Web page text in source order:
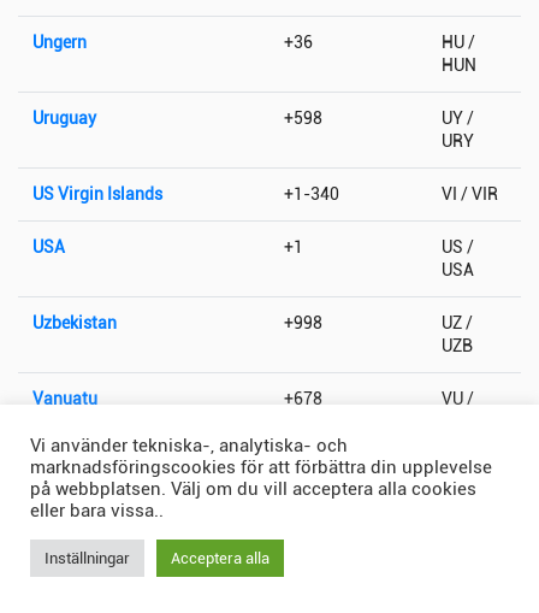
Ungern +36
HU /
HUN
Uruguay +598
UY /
URY
US Virgin Islands +1-340 VI / VIR
USA +1
US /
USA
Uzbekistan +998
UZ /
UZB
Vanuatu +678
VU /
Vatikanstaten +379 VA / VAT
Vi använder tekniska-, analytiska- och
marknadsföringscookies för att förbättra din upplevelse
på webbplatsen. Välj om du vill acceptera alla cookies
eller bara vissa..
Inställningar Acceptera alla